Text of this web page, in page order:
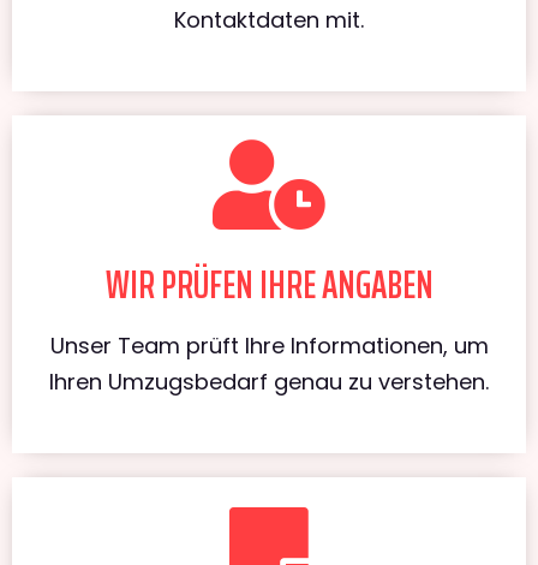
Kontaktdaten mit.
WIR PRÜFEN IHRE ANGABEN
Unser Team prüft Ihre Informationen, um
Ihren Umzugsbedarf genau zu verstehen.